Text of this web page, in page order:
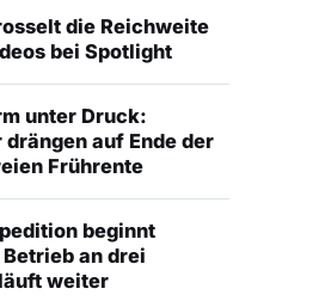
die Reichweite
bei Spotlight
unter Druck:
auf Ende der
Frührente
beginnt
an drei
weiter